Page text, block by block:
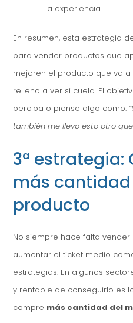
la experiencia.
En resumen, esta estrategia
para vender productos que
mejoren el producto que va
relleno a ver si cuela. El
perciba o piense algo como:
también me llevo esto otro
3ª estrategia:
más
producto
No siempre hace falta
aumentar el ticket medio
estrategias. En algunos
y rentable de conseguirlo es
compre más cantidad del